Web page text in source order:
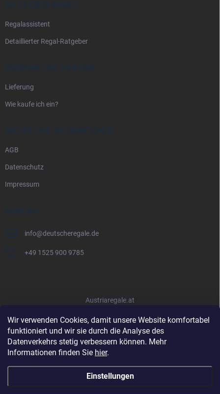
Wir verwenden Cookies, damit unsere Website komfortabel
funktioniert und wir sie durch die Analyse des
Datenverkehrs stetig verbessern können. Mehr
Informationen finden Sie hier.
Einstellungen
ALLES ÜBER REGALE
Regalassistent
Detaillierter Regal-Ratgeber
VERSAND UND ZAHLUNG
Lieferung
Wie kaufe ich ein?
RECHTLICHE INFORMATIONEN
AGB
Datenschutz
Impressum
KONTAKT
info@deutscheregale.de
+49 1525 900 9785
Austriaregale.at